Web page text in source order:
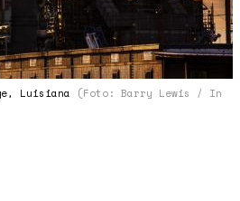
Luisiana
(Foto: Barry Lewis / In